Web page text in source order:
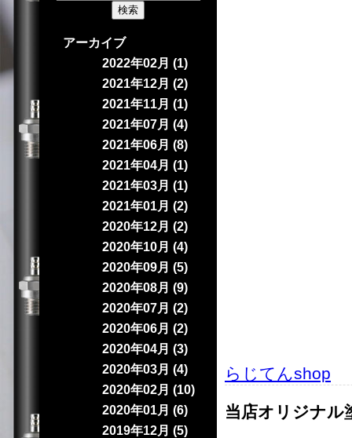
らじてんshop
当店オリジナル
アーカイブ
2022年02月 (1)
2021年12月 (2)
2021年11月 (1)
2021年07月 (4)
2021年06月 (8)
2021年04月 (1)
2021年03月 (1)
2021年01月 (2)
2020年12月 (2)
2020年10月 (4)
2020年09月 (5)
2020年08月 (9)
2020年07月 (2)
2020年06月 (2)
2020年04月 (3)
2020年03月 (4)
2020年02月 (10)
2020年01月 (6)
2019年12月 (5)